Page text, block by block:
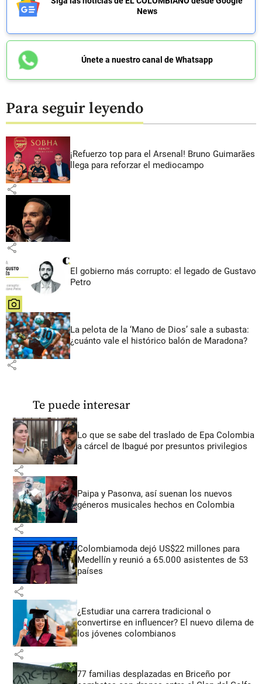
News
Únete a nuestro canal de Whatsapp
Para seguir leyendo
¡Refuerzo top para el Arsenal! Bruno Guimarães
llega para reforzar el mediocampo
share
share
El gobierno más corrupto: el legado de Gustavo
Petro
share
La pelota de la ‘Mano de Dios’ sale a subasta:
¿cuánto vale el histórico balón de Maradona?
share
Te puede interesar
Lo que se sabe del traslado de Epa Colombia
a cárcel de Ibagué por presuntos privilegios
share
Paipa y Pasonva, así suenan los nuevos
géneros musicales hechos en Colombia
share
Colombiamoda dejó US$22 millones para
Medellín y reunió a 65.000 asistentes de 53
países
share
¿Estudiar una carrera tradicional o
convertirse en influencer? El nuevo dilema de
los jóvenes colombianos
share
77 familias desplazadas en Briceño por